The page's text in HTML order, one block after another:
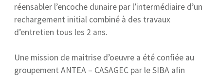
réensabler l’encoche dunaire par l’intermédiaire d’un
rechargement initial combiné à des travaux
d’entretien tous les 2 ans.
Une mission de maitrise d’oeuvre a été confiée au
groupement ANTEA – CASAGEC par le SIBA afin